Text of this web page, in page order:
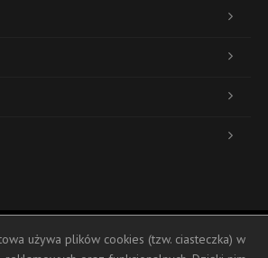
ul. Dukatów 19a
używa plików cookies (tzw. ciasteczka) w